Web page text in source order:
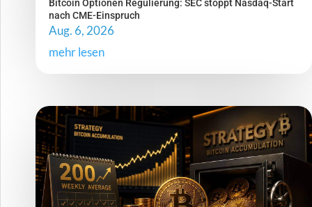
Bitcoin Optionen Regulierung: SEC stoppt Nasdaq-Start
nach CME-Einspruch
Aug. 6, 2026
mehr lesen